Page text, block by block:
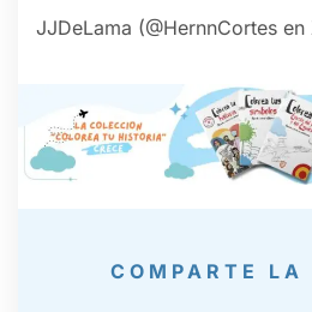
JJDeLama (@HernnCortes en
COMPARTE